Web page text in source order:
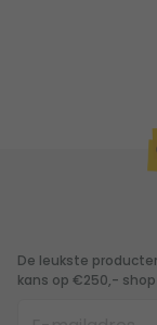
De leukste
kans op €250,-